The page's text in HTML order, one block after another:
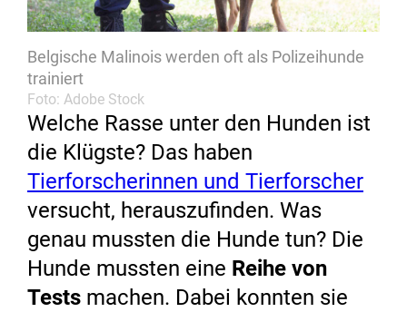
Belgische Malinois werden oft als Polizeihunde
trainiert
Foto: Adobe Stock
Welche Rasse unter den Hunden ist
die Klügste? Das haben
Tierforscherinnen und Tierforscher
versucht, herauszufinden. Was
genau mussten die Hunde tun? Die
Hunde mussten eine Reihe von
Tests machen. Dabei konnten sie